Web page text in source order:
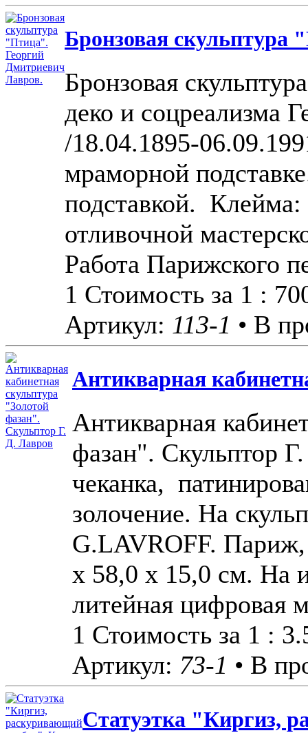
Бронзовая скульптура
Бронзовая
деко и соцреализма
/18.04.1895-
мраморной
подставкой.
отливочной
Работа Парижского
1 Стоимость за 1 :
Артикул: 113-1 • В
Антикварная
Антикварная
фазан". Скульптор
чеканка,
золочение. На
G.LAVROFF. Париж,
х 58,0 х 15,0 см. На
литейная цифровая
1 Стоимость за 1 :
Артикул: 73-1 • В
Статуэтка "Киргиз,